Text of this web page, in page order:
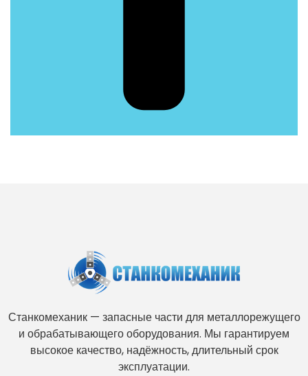
Станкомеханик — запасные части для металлорежущего
и обрабатывающего оборудования. Мы гарантируем
высокое качество, надёжность, длительный срок
эксплуатации.